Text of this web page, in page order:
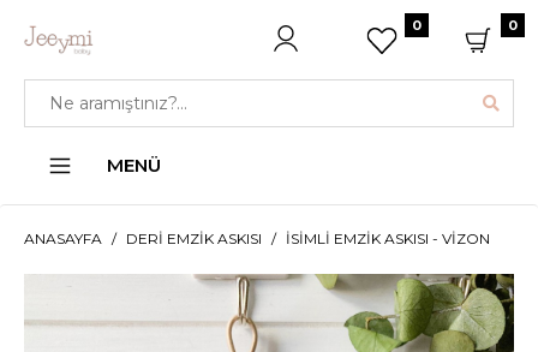
0 0
MENÜ
ANASAYFA DERI EMZIK ASKISI İSIMLI EMZIK ASKISI - VIZON